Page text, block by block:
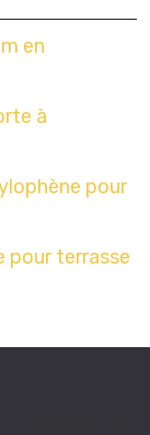
en
à
pour
pour terrasse